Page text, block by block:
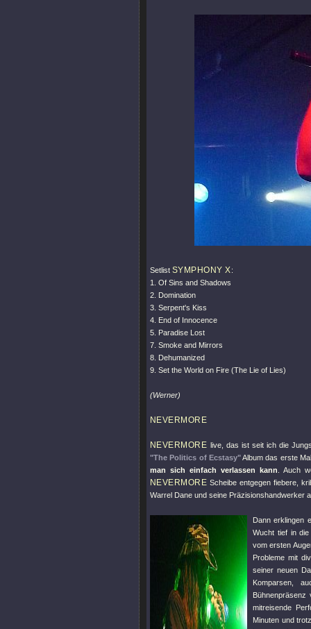
Setlist SYMPHONY X:
1. Of Sins and Shadows
2. Domination
3. Serpent's Kiss
4. End of Innocence
5. Paradise Lost
7. Smoke and Mirrors
8. Dehumanized
9. Set the World on Fire (The Lie of Lies)
(Werner)
NEVERMORE
NEVERMORE live, das ist seit ich die
"The Politics of Ecstasy"Album das erste
man sich einfach verlassen kann . Auch
NEVERMORE Scheibe entgegen fiebere,
Warrel Dane und seine Präzisionshandwerker
Dann erklingen
Wucht tief in
vom ersten
Probleme mit
seiner neuen
Komparsen,
mitreisende
Minuten und